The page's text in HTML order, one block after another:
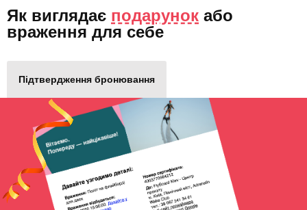
Як виглядає подарунок або
враження для себе
Підтвердження бронювання